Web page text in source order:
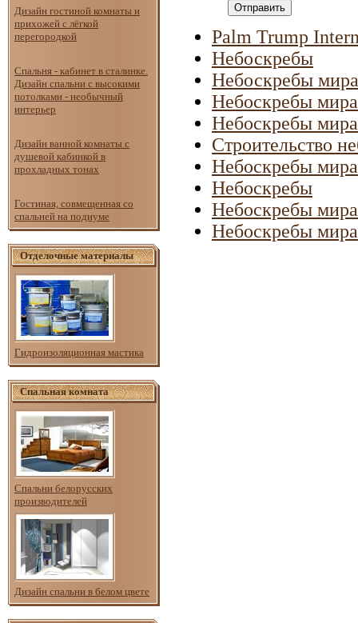
Дизайн гостиной комнаты и
прихожей с лёгкой
перегородкой
Спальня - кабинет в сталинке.
Дизайн спальни с высокими
потолками - необычный
интерьер
Дизайн ванной комнаты с
душевой кабинкой в
прохладных тонах
Гостиная, совмещенная со
спальней на подиуме
Отделочные материалы
Гидроизоляционная мастика
Спальная комната
Спальни белорусских
производителей
Дизайн спальни в белом цвете
Отправить
Palm Trump
Небоскребы
Небоскребы мира
Небоcкребы мира
Небоcкребы мира
Строительство
Небоcкребы мира
Небоcкребы
Небоcкребы мира
Небоcкребы мира